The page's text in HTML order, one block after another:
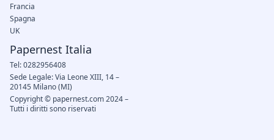
Francia
Spagna
UK
Papernest Italia
Tel: 0282956408
Sede Legale: Via Leone XIII, 14 –
20145 Milano (MI)
Copyright © papernest.com 2024 –
Tutti i diritti sono riservati